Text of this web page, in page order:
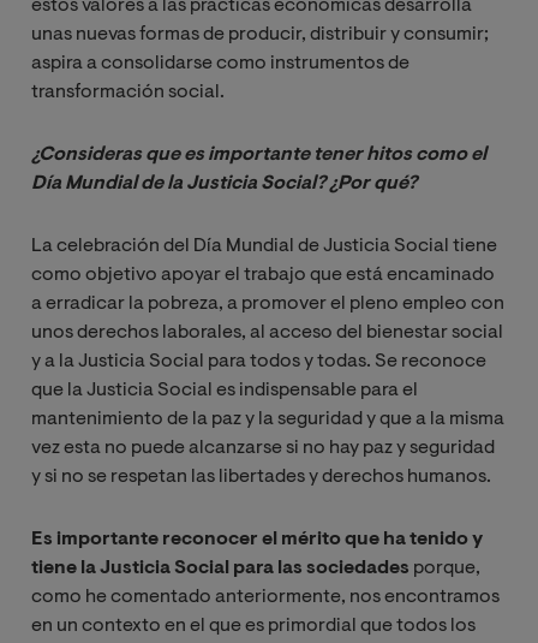
estos valores a las prácticas económicas desarrolla
unas nuevas formas de producir, distribuir y consumir;
aspira a consolidarse como instrumentos de
transformación social.
¿Consideras que es importante tener hitos como el
Día Mundial de la Justicia Social? ¿Por qué?
La celebración del Día Mundial de Justicia Social tiene
como objetivo apoyar el trabajo que está encaminado
a erradicar la pobreza, a promover el pleno empleo con
unos derechos laborales, al acceso del bienestar social
y a la Justicia Social para todos y todas. Se reconoce
que la Justicia Social es indispensable para el
mantenimiento de la paz y la seguridad y que a la misma
vez esta no puede alcanzarse si no hay paz y seguridad
y si no se respetan las libertades y derechos humanos.
Es importante reconocer el mérito que ha tenido y
tiene la Justicia Social para las sociedades porque,
como he comentado anteriormente, nos encontramos
en un contexto en el que es primordial que todos los